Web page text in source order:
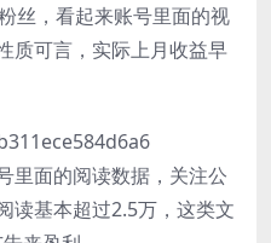
丝，看起来账号里面的视
质可言，实际上月收益早
里面的阅读数据，关注公
读基本超过2.5万，这类文